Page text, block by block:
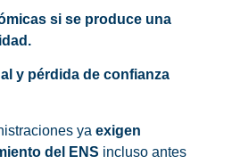
si se produce una
y pérdida de confianza
ya exigen
del ENS incluso antes